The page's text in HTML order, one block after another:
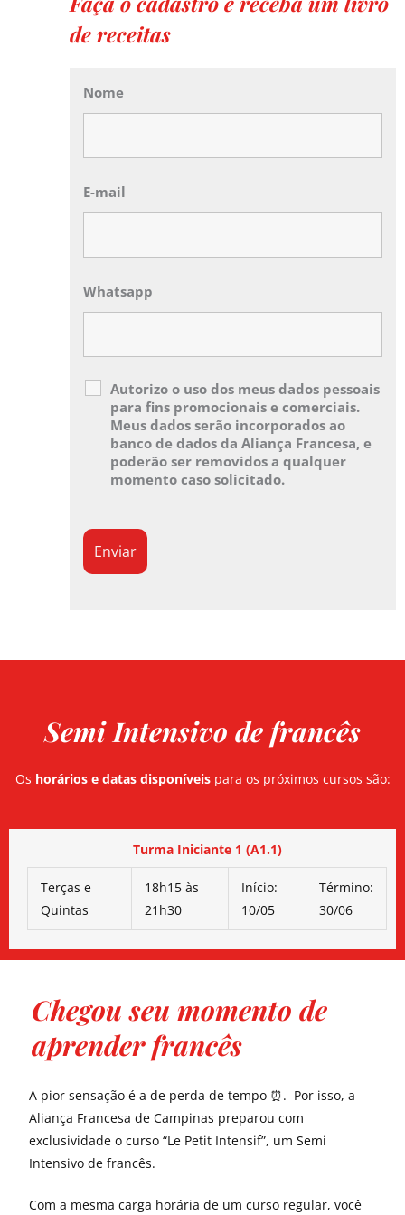
de receitas
Nome
E-mail
Whatsapp
Autorizo o uso dos meus dados pessoais
para fins promocionais e comerciais.
Meus dados serão incorporados ao
banco de dados da Aliança Francesa, e
poderão ser removidos a qualquer
momento caso solicitado.
Semi Intensivo de francês
Os horários e datas disponíveispara os próximos cursos são:
Turma Iniciante 1 (A1.1)
Terças e
Quintas
18h15 às
21h30
Início:
10/05
Término:
30/06
Chegou seu momento de
aprender francês
A pior sensação é a de perda de tempo ⏰. Por isso, a
Aliança Francesa de Campinas preparou com
exclusividade o curso “Le Petit Intensif”, um Semi
Intensivo de francês.
Com a mesma carga horária de um curso regular, você